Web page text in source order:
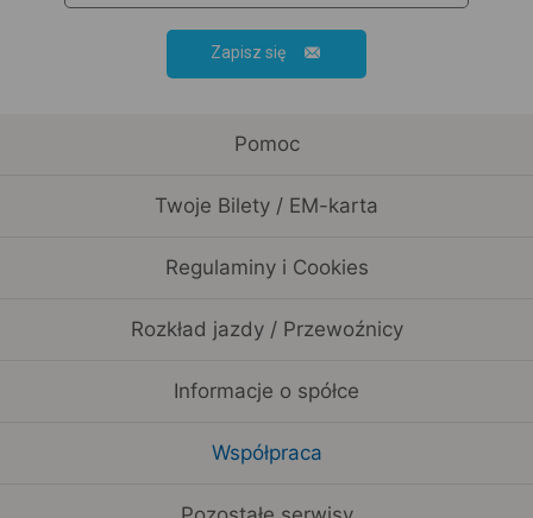
Zapisz się
Pomoc
Twoje Bilety / EM-karta
Regulaminy i Cookies
Rozkład jazdy / Przewoźnicy
Informacje o spółce
Współpraca